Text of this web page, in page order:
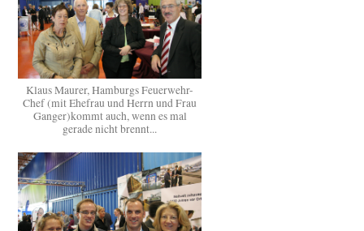
Klaus Maurer, Hamburgs Feuerwehr-
Chef (mit Ehefrau und Herrn und Frau
Ganger)kommt auch, wenn es mal
gerade nicht brennt...